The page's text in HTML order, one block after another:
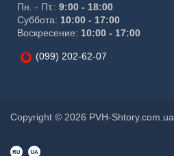
Пн. - Пт.: 9:00 - 18:00
Суббота: 10:00 - 17:00
Воскресение: 10:00 - 17:00
(099) 202-62-07
Copyright © 2026 PVH-Shtory.com.ua.